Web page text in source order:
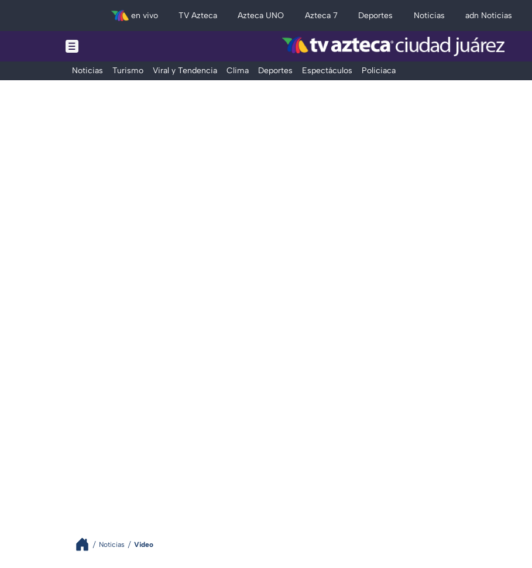
en vivo TV Azteca Azteca UNO Azteca 7 Deportes Noticias adn Noticias
Noticias Turismo Viral y Tendencia Clima Deportes Espectáculos Policiaca
Noticias Video